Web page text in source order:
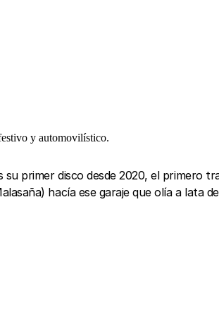
y automovilístico.
su primer disco desde 2020, el primero
hacía ese garaje que olía a lata